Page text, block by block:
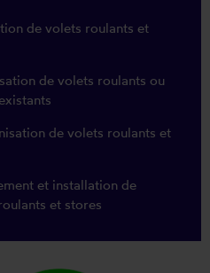
de volets roulants et
de volets roulants ou
de volets roulants et
et installation de
et stores